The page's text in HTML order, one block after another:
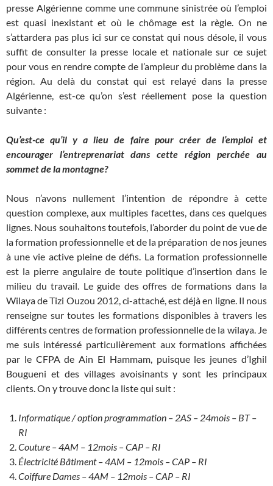
presse Algérienne comme une commune sinistrée où l’emploi
est quasi inexistant et où le chômage est la règle. On ne
s’attardera pas plus ici sur ce constat qui nous désole, il vous
suffit de consulter la presse locale et nationale sur ce sujet
pour vous en rendre compte de l’ampleur du problème dans la
région. Au delà du constat qui est relayé dans la presse
Algérienne, est-ce qu’on s’est réellement pose la question
suivante :
Qu’est-ce qu’il y a lieu de faire pour créer de l’emploi et
encourager l’entreprenariat dans cette région perchée au
sommet de la montagne?
Nous n’avons nullement l’intention de répondre à cette
question complexe, aux multiples facettes, dans ces quelques
lignes. Nous souhaitons toutefois, l’aborder du point de vue de
la formation professionnelle et de la préparation de nos jeunes
à une vie active pleine de défis. La formation professionnelle
est la pierre angulaire de toute politique d’insertion dans le
milieu du travail. Le guide des offres de formations dans la
Wilaya de Tizi Ouzou 2012, ci-attaché, est déjà en ligne. Il nous
renseigne sur toutes les formations disponibles à travers les
différents centres de formation professionnelle de la wilaya. Je
me suis intéressé particulièrement aux formations affichées
par le CFPA de Ain El Hammam, puisque les jeunes d’Ighil
Bougueni et des villages avoisinants y sont les principaux
clients. On y trouve donc la liste qui suit :
Informatique / option programmation – 2AS – 24mois – BT –
RI
Couture – 4AM – 12mois – CAP – RI
Électricité Bâtiment – 4AM – 12mois – CAP – RI
Coiffure Dames – 4AM – 12mois – CAP – RI